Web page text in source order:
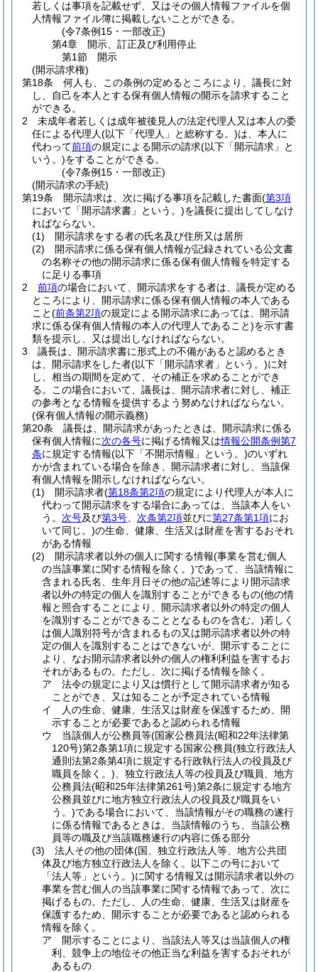
若しくは事項を記載せず、又はその個人情報ファイルを個
人情報ファイル簿に掲載しないことができる。
(令7条例15・一部改正)
第4章
開示、訂正及び利用停止
第1節
開示
(開示請求権)
第18条
何人も、この条例の定めるところにより、議長に対
し、自己を本人とする保有個人情報の開示を請求すること
ができる。
2
未成年者若しくは成年被後見人の法定代理人又は本人の委
任による代理人(以下「代理人」と総称する。)は、本人に
代わって前項の規定による開示の請求(以下「開示請求」と
いう。)をすることができる。
(令7条例15・一部改正)
(開示請求の手続)
第19条
開示請求は、次に掲げる事項を記載した書面(第3項
において「開示請求書」という。)を議長に提出してしなけ
ればならない。
(1)
開示請求をする者の氏名及び住所又は居所
(2)
開示請求に係る保有個人情報が記録されている公文書
の名称その他の開示請求に係る保有個人情報を特定する
に足りる事項
2
前項の場合において、開示請求をする者は、議長が定める
ところにより、開示請求に係る保有個人情報の本人である
こと(前条第2項の規定による開示請求にあっては、開示請
求に係る保有個人情報の本人の代理人であること)を示す書
類を提示し、又は提出しなければならない。
3
議長は、開示請求書に形式上の不備があると認めるとき
は、開示請求をした者(以下「開示請求者」という。)に対
し、相当の期間を定めて、その補正を求めることができ
る。
この場合において、議長は、開示請求者に対し、補正
の参考となる情報を提供するよう努めなければならない。
(保有個人情報の開示義務)
第20条
議長は、開示請求があったときは、開示請求に係る
保有個人情報に次の各号に掲げる情報又は情報公開条例第7
条に規定する情報(以下「不開示情報」という。)のいずれ
かが含まれている場合を除き、開示請求者に対し、当該保
有個人情報を開示しなければならない。
(1)
開示請求者(第18条第2項の規定により代理人が本人に
代わって開示請求をする場合にあっては、当該本人をい
う。 次号及び第3号 次条第2項並びに第27条第1項にお
いて同じ。)の生命、健康、生活又は財産を害するおそれ
がある情報
(2)
開示請求者以外の個人に関する情報(事業を営む個人
の当該事業に関する情報を除く。)であって、当該情報に
含まれる氏名、生年月日その他の記述等により開示請求
者以外の特定の個人を識別することができるもの(他の情
報と照合することにより、開示請求者以外の特定の個人
を識別することができることとなるものを含む。)若しく
は個人識別符号が含まれるもの又は開示請求者以外の特
定の個人を識別することはできないが、開示することに
より、なお開示請求者以外の個人の権利利益を害するお
それがあるもの。 ただし、次に掲げる情報を除く。
ア
法令の規定により又は慣行として開示請求者が知る
ことができ、又は知ることが予定されている情報
イ
人の生命、健康、生活又は財産を保護するため、開
示することが必要であると認められる情報
ウ
当該個人が公務員等(国家公務員法(昭和22年法律第
120号)第2条第1項に規定する国家公務員(独立行政法人
通則法第2条第4項に規定する行政執行法人の役員及び
職員を除く。) 、独立行政法人等の役員及び職員、地方
公務員法(昭和25年法律第261号)第2条に規定する地方
公務員並びに地方独立行政法人の役員及び職員をい
う。)である場合において、当該情報がその職務の遂行
に係る情報であるときは、当該情報のうち、当該公務
員等の職及び当該職務遂行の内容に係る部分
(3)
法人その他の団体(国、独立行政法人等、地方公共団
体及び地方独立行政法人を除く。以下この号において
「法人等」という。)に関する情報又は開示請求者以外の
事業を営む個人の当該事業に関する情報であって、次に
掲げるもの。 ただし、人の生命、健康、生活又は財産を
保護するため、開示することが必要であると認められる
情報を除く。
ア
開示することにより、当該法人等又は当該個人の権
利、競争上の地位その他正当な利益を害するおそれが
あるもの